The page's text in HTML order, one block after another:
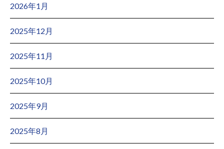
2026年1月
2025年12月
2025年11月
2025年10月
2025年9月
2025年8月